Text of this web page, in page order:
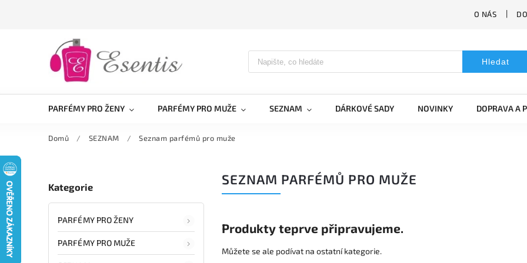
O NÁS
Hledat
PARFÉMY PRO ŽENY PARFÉMY PRO MUŽE SEZNAM DÁRKOVÉ SADY NOVINKY DOPRAVA A
Domů / SEZNAM / Seznam parfémů pro muže
Kategorie
PARFÉMY PRO ŽENY
PARFÉMY PRO MUŽE
SEZNAM PARFÉMŮ PRO MUŽE
Produkty teprve připravujeme.
Můžete se ale podívat na ostatní kategorie.